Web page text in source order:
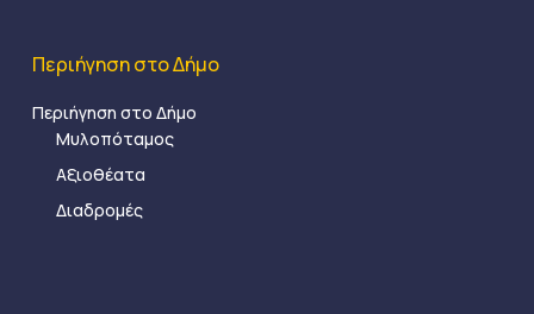
Περιήγηση στο Δήμο
Περιήγηση στο Δήμο
Μυλοπόταμος
Αξιοθέατα
Διαδρομές